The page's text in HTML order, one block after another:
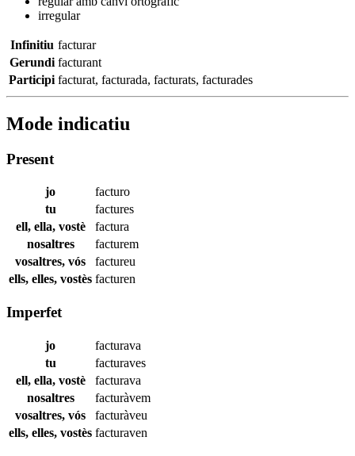
irregular
Infinitiu facturar
Gerundi facturant
Participi facturat, facturada, facturats, facturades
Mode indicatiu
Present
jo
facturo
tu
factures
ell, ella, vostè
factura
nosaltres
facturem
vosaltres, vós
factureu
ells, elles, vostès facturen
Imperfet
jo
facturava
tu
facturaves
ell, ella, vostè
facturava
nosaltres
facturàvem
vosaltres, vós
facturàveu
ells, elles, vostès facturaven